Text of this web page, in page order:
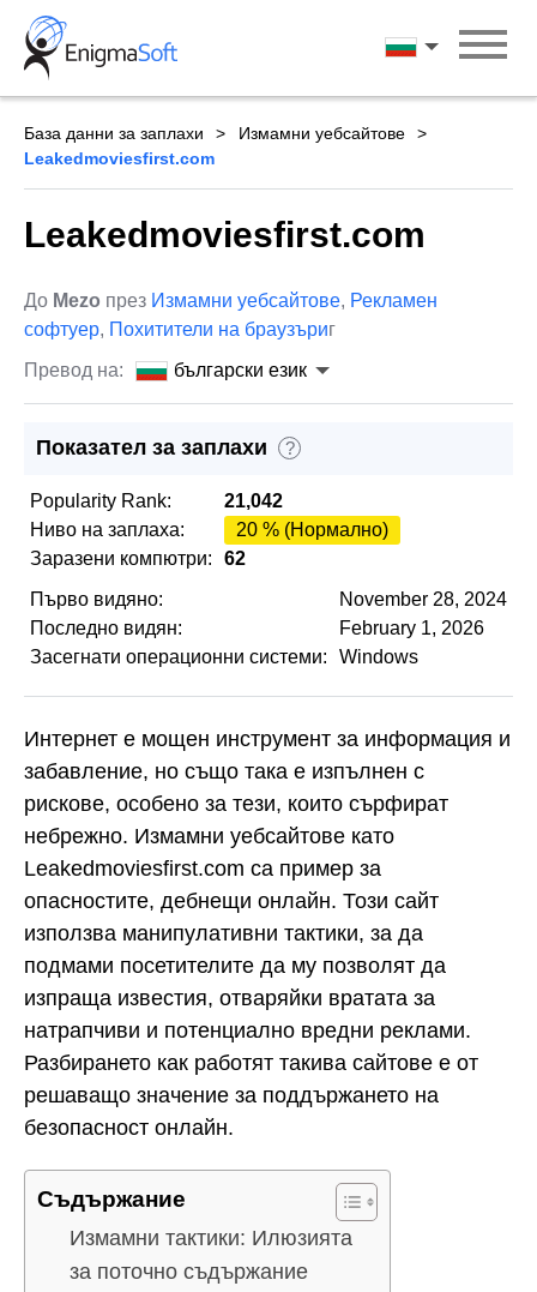
Skip
content
български
База данни за заплахи
Измамни уебсайтове
Leakedmoviesfirst.com
Leakedmoviesfirst.com
До Mezo през Измамни уебсайтове, Рекламен
софтуер, Похитители на браузъриг
Превод на:
български език
Показател за заплахи ?
Popularity Rank:
21,042
Ниво на заплаха:
20 % (Нормално)
Заразени компютри:
62
Първо видяно:
November 28, 2024
Последно видян:
February 1, 2026
Засегнати операционни системи:
Windows
Интернет е мощен инструмент за информация и
забавление, но също така е изпълнен с
рискове, особено за тези, които сърфират
небрежно. Измамни уебсайтове като
Leakedmoviesfirst.com са пример за
опасностите, дебнещи онлайн. Този сайт
използва манипулативни тактики, за да
подмами посетителите да му позволят да
изпраща известия, отваряйки вратата за
натрапчиви и потенциално вредни реклами.
Разбирането как работят такива сайтове е от
решаващо значение за поддържането на
безопасност онлайн.
Съдържание
Измамни тактики: Илюзията
за поточно съдържание